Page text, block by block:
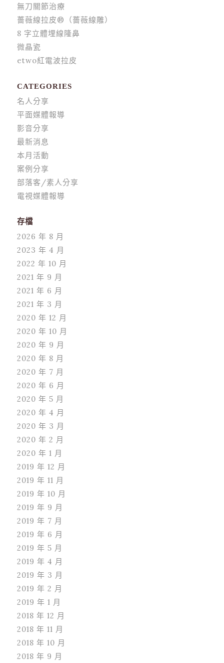
無刀關節治療
薔薇線拉皮®（薔薇線雕）
8 字立體埋線隆鼻
微晶瓷
etwo紅電波拉皮
CATEGORIES
名人分享
平面媒體報導
影音分享
最新消息
本月活動
案例分享
部落客/素人分享
電視媒體報導
存檔
2026 年 8 月
2023 年 4 月
2022 年 10 月
2021 年 9 月
2021 年 6 月
2021 年 3 月
2020 年 12 月
2020 年 10 月
2020 年 9 月
2020 年 8 月
2020 年 7 月
2020 年 6 月
2020 年 5 月
2020 年 4 月
2020 年 3 月
2020 年 2 月
2020 年 1 月
2019 年 12 月
2019 年 11 月
2019 年 10 月
2019 年 9 月
2019 年 7 月
2019 年 6 月
2019 年 5 月
2019 年 4 月
2019 年 3 月
2019 年 2 月
2019 年 1 月
2018 年 12 月
2018 年 11 月
2018 年 10 月
2018 年 9 月